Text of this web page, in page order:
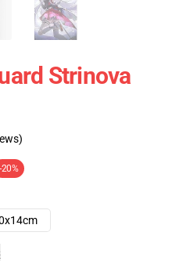
Strinova
-20%